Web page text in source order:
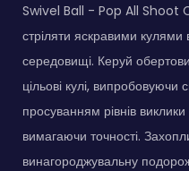
Swivel Ball - Pop All Shoot
стріляти яскравими
середовищі. Керуй
цільові кулі,
просуванням рівнів
вимагаючи точності.
винагороджувальну